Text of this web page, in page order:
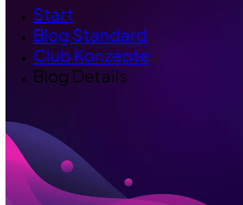
Start
Blog Standard
Club Konzepte
Blog Details